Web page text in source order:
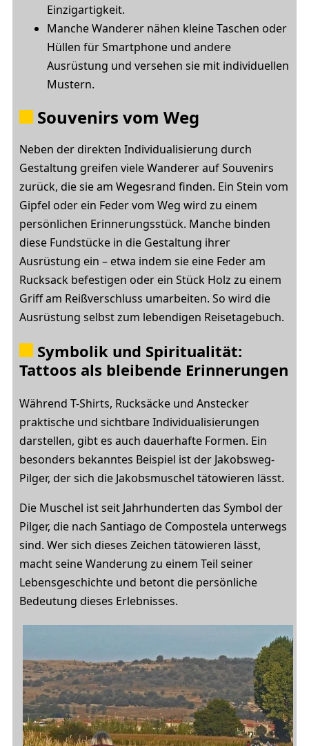
Einzigartigkeit.
Manche Wanderer nähen kleine Taschen oder
Hüllen für Smartphone und andere
Ausrüstung und versehen sie mit individuellen
Mustern.
Souvenirs vom Weg
Neben der direkten Individualisierung durch
Gestaltung greifen viele Wanderer auf Souvenirs
zurück, die sie am Wegesrand finden. Ein Stein vom
Gipfel oder ein Feder vom Weg wird zu einem
persönlichen Erinnerungsstück. Manche binden
diese Fundstücke in die Gestaltung ihrer
Ausrüstung ein – etwa indem sie eine Feder am
Rucksack befestigen oder ein Stück Holz zu einem
Griff am Reißverschluss umarbeiten. So wird die
Ausrüstung selbst zum lebendigen Reisetagebuch.
Symbolik und Spiritualität:
Tattoos als bleibende Erinnerungen
Während T-Shirts, Rucksäcke und Anstecker
praktische und sichtbare Individualisierungen
darstellen, gibt es auch dauerhafte Formen. Ein
besonders bekanntes Beispiel ist der Jakobsweg-
Pilger, der sich die Jakobsmuschel tätowieren lässt.
Die Muschel ist seit Jahrhunderten das Symbol der
Pilger, die nach Santiago de Compostela unterwegs
sind. Wer sich dieses Zeichen tätowieren lässt,
macht seine Wanderung zu einem Teil seiner
Lebensgeschichte und betont die persönliche
Bedeutung dieses Erlebnisses.